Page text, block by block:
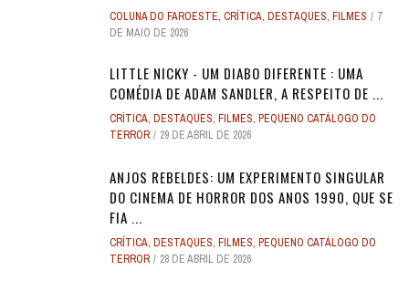
COLUNA DO FAROESTE, CRÍTICA, DESTAQUES, FILMES
7
DE MAIO DE 2026
LITTLE NICKY - UM DIABO DIFERENTE : UMA
COMÉDIA DE ADAM SANDLER, A RESPEITO DE ...
CRÍTICA, DESTAQUES, FILMES, PEQUENO CATÁLOGO DO
TERROR
29 DE ABRIL DE 2026
ANJOS REBELDES: UM EXPERIMENTO SINGULAR
DO CINEMA DE HORROR DOS ANOS 1990, QUE SE
FIA ...
CRÍTICA, DESTAQUES, FILMES, PEQUENO CATÁLOGO DO
TERROR
28 DE ABRIL DE 2026